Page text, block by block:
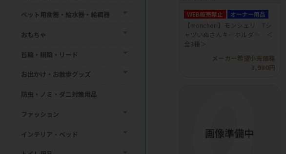
WEB販売禁止 オーナー用品
【moncheri】モンシェリ Tシ
ャツいぬさんキーホルダー ＜
全3種＞
メーカー希望小売価格
3,980円
ペット用食器・給水器・給餌器
おもちゃ
首輪・胴輪・リード
お出かけ・お散歩グッズ
防虫・ノミ・ダニ対策用品
ファッション
インテリア・ベッド